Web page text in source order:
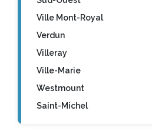
Ville Mont-Royal
Verdun
Villeray
Ville-Marie
Westmount
Saint-Michel